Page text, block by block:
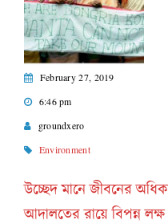
February 27, 2019
6:46 pm
groundxero
Environment
উচ্ছেদ মানে জীবনের
আদালতের রায়ে বিপন্ন